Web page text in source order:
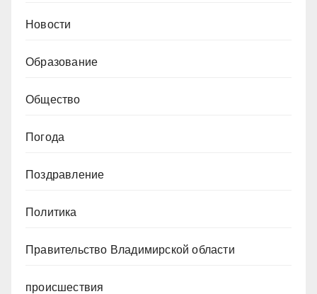
Новости
Образование
Общество
Погода
Поздравление
Политика
Правительство Владимирской области
происшествия